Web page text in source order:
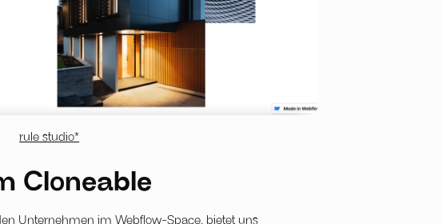
rule studio*
Cloneable
Unternehmen im Webflow-Space, bietet uns